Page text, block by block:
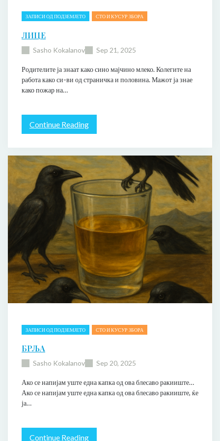
ЗАПИСИ ОД ПОДЗЕМЈЕТО СТО И КУСУР ЗБОРА
ЛИЦЕ
Sasho Kokalanov Sep 21, 2025
Родителите ја знаат како сино мајчино млеко. Колегите на
работа како си-ви од страничка и половина. Мажот ја знае
како пожар на…
Continue Reading:
Л
е
ЗАПИСИ ОД ПОДЗЕМЈЕТО СТО И КУСУР ЗБОРА
БРЉА
Sasho Kokalanov Sep 20, 2025
Ако се напијам уште една капка од ова блесаво ракииште…
Ако се напијам уште една капка од ова блесаво ракииште, ќе
ја…
Continue Reading: